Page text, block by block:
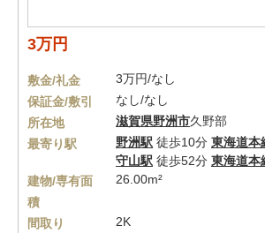
3万円
敷金/礼金
3万円/なし
保証金/敷引
なし/なし
所在地
滋賀県野洲市久野部
最寄り駅
野洲駅 徒歩10分 東海道本
守山駅 徒歩52分 東海道本
建物/専有面
積
26.00m²
間取り
2K